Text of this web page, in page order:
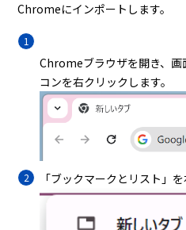
Chromeにインポートします。
Chromeブラウザを開き、画
コンを右クリックします。
「ブックマークとリスト」